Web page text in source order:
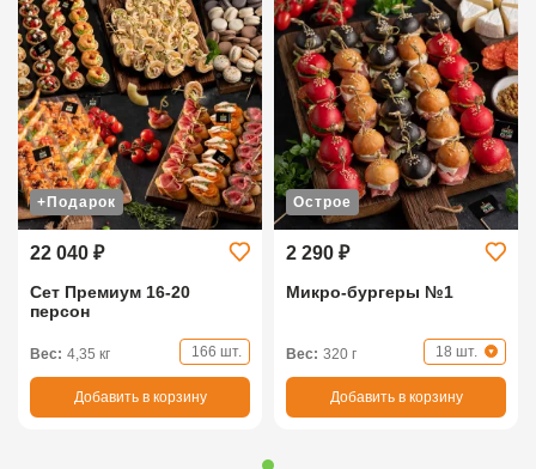
+Подарок
22 040 ₽
Сет Премиум 16-20
персон
Вес: 4,35 кг 166 шт.
Добавить в корзину
Острое
2 290 ₽
Микро-бургеры №1
Вес: 320 г 18 шт.
Добавить в корзину